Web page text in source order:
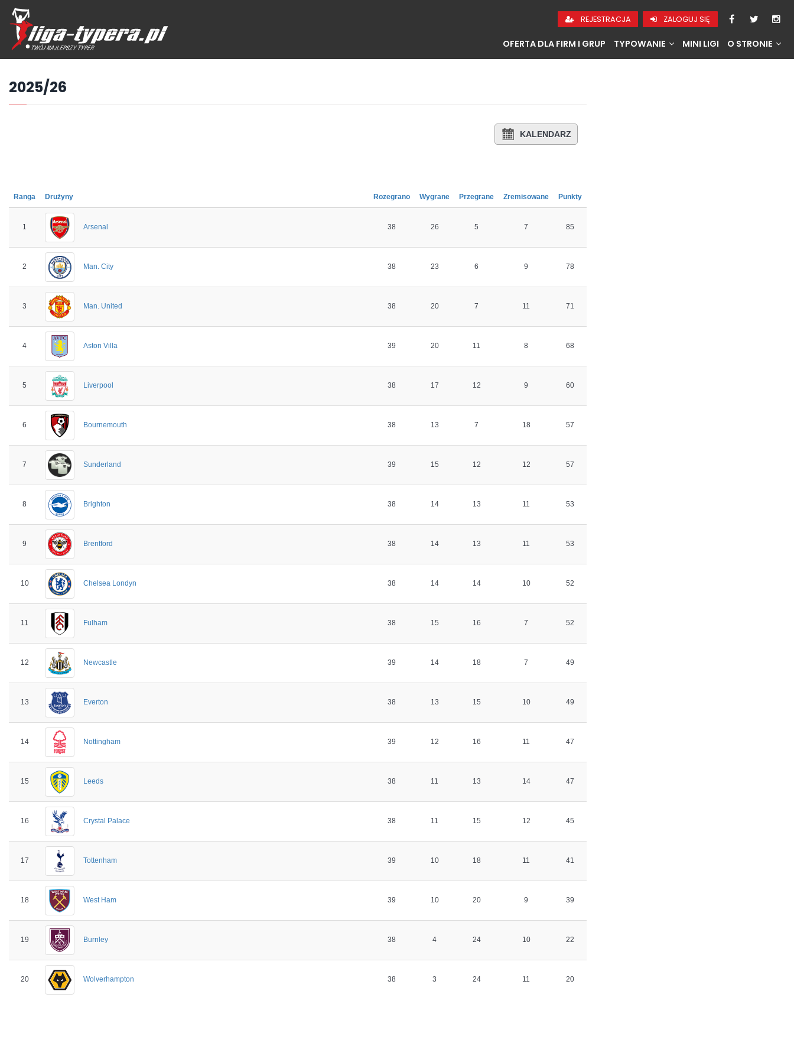
Przejdź
hdo
treści
REJESTRACJA ZALOGUJ SIĘ
OFERTA DLA FIRM I GRUP TYPOWANIE MINI LIGI O STRONIE
2025/26
KALENDARZ
Ranga Drużyny Rozegrano Wygrane Przegrane Zremisowane Punkty
1 Arsenal 38 26 5 7 85
2 Man. City 38 23 6 9 78
3 Man. United 38 20 7 11 71
4 Aston Villa 39 20 11 8 68
5 Liverpool 38 17 12 9 60
6 Bournemouth 38 13 7 18 57
7 Sunderland 39 15 12 12 57
8 Brighton 38 14 13 11 53
9 Brentford 38 14 13 11 53
10 Chelsea Londyn 38 14 14 10 52
11 Fulham 38 15 16 7 52
12 Newcastle 39 14 18 7 49
13 Everton 38 13 15 10 49
14 Nottingham 39 12 16 11 47
15 Leeds 38 11 13 14 47
16 Crystal Palace 38 11 15 12 45
17 Tottenham 39 10 18 11 41
18 West Ham 39 10 20 9 39
19 Burnley 38 4 24 10 22
20 Wolverhampton 38 3 24 11 20